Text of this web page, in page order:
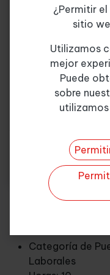
OPERADOR DE
NORMATIVA
Objetivos
AL FINALIZAR EL
CONOCIMIENTOS Y
TRABAJAR CON
COMO REALIZAR EL
LAS MISMAS.
Categoría de
Laborales
Quiero más
¿Permitir
sitio
Utilizamos
mejor
Puede
sobre